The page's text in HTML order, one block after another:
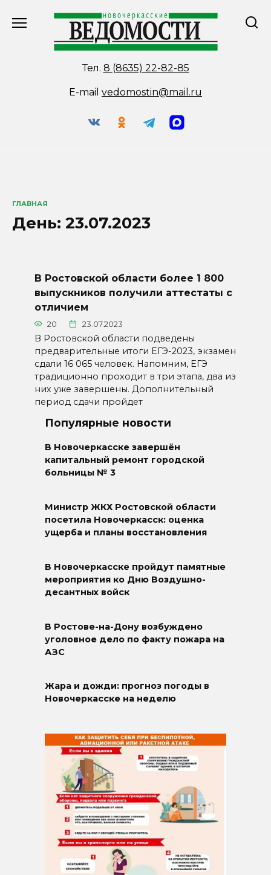
Тел. 8 (8635) 22-82-85
E-mail vedomostin@mail.ru
ГЛАВНАЯ
День: 23.07.2023
В Ростовской области более 1 800
выпускников получили аттестаты с
отличием
20 23.07.2023
В Ростовской области подведены
предварительные итоги ЕГЭ-2023, экзамен
сдали 16 065 человек. Напомним, ЕГЭ
традиционно проходит в три этапа, два из
них уже завершены. Дополнительный
период сдачи пройдет
Популярные новости
В Новочеркасске завершён
капитальный ремонт городской
больницы № 3
Министр ЖКХ Ростовской области
посетила Новочеркасск: оценка
ущерба и планы восстановления
В Новочеркасске пройдут памятные
мероприятия ко Дню Воздушно-
десантных войск
В Ростове-на-Дону возбуждено
уголовное дело по факту пожара на
АЗС
Жара и дожди: прогноз погоды в
Новочеркасске на неделю